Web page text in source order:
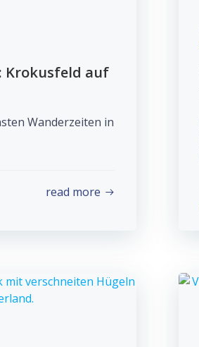
Krokusfeld auf
Wanderzeiten in
read more